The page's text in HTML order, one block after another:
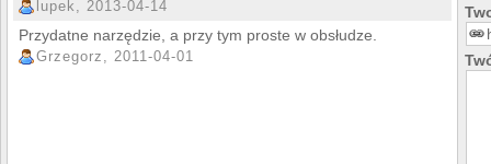
lupek, 2013-04-14
Przydatne narzędzie, a przy tym proste w obsłudze.
Grzegorz, 2011-04-01